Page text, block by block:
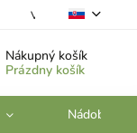
VEĽKOOBCHOD
Nákupný košík
Prázdny košík
Nádobí